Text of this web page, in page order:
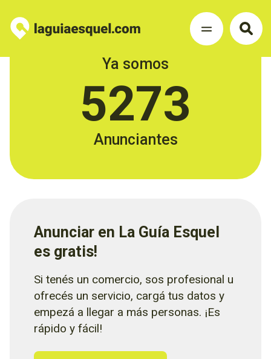
Ya somos
5273
Anunciantes
Anunciar en La Guía Esquel
es gratis!
Si tenés un comercio, sos profesional u
ofrecés un servicio, cargá tus datos y
empezá a llegar a más personas. ¡Es
rápido y fácil!